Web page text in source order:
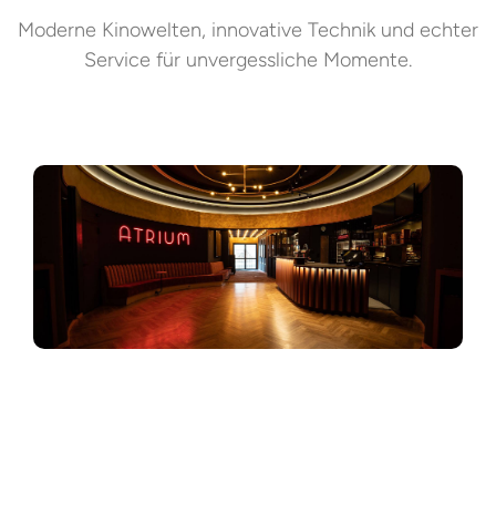
Moderne Kinowelten, innovative Technik und echter
Service für unvergessliche Momente.